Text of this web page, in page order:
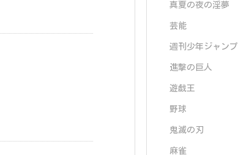
真夏の夜の淫夢
芸能
週刊少年ジャンプ
進撃の巨人
遊戯王
野球
鬼滅の刃
麻雀